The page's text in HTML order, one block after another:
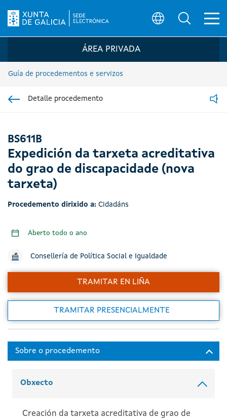
Logo da Sede electrónica da Xunta de
ÁREA PRIVADA
Guía de procedementos e servizos
Detalle procedemento
BS611B
Expedición da tarxeta acreditativa
do grao de discapacidade (nova
tarxeta)
Procedemento dirixido a: Cidadáns
Aberto todo o ano
Consellería de Política Social e Igualdade
TRAMITAR EN LIÑA
TRAMITAR PRESENCIALMENTE
Obxecto
Creación da tarxeta acreditativa de grao de